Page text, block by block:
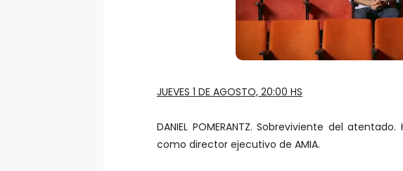
JUEVES 1 DE AGOSTO, 20:00 HS
DANIEL POMERANTZ. Sobreviviente del
como director ejecutivo de AMIA.